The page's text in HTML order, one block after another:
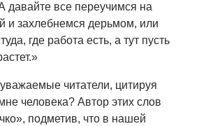
давайте все переучимся на
и захлебнемся дерьмом, или
где работа есть, а тут пусть
читатели, цитируя
человека? Автор этих слов
подметив, что в нашей